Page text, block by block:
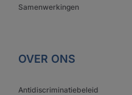
Samenwerkingen
OVER ONS
Antidiscriminatiebeleid